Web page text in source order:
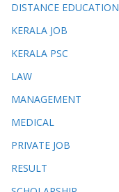
DISTANCE EDUCATION
KERALA JOB
KERALA PSC
LAW
MANAGEMENT
MEDICAL
PRIVATE JOB
RESULT